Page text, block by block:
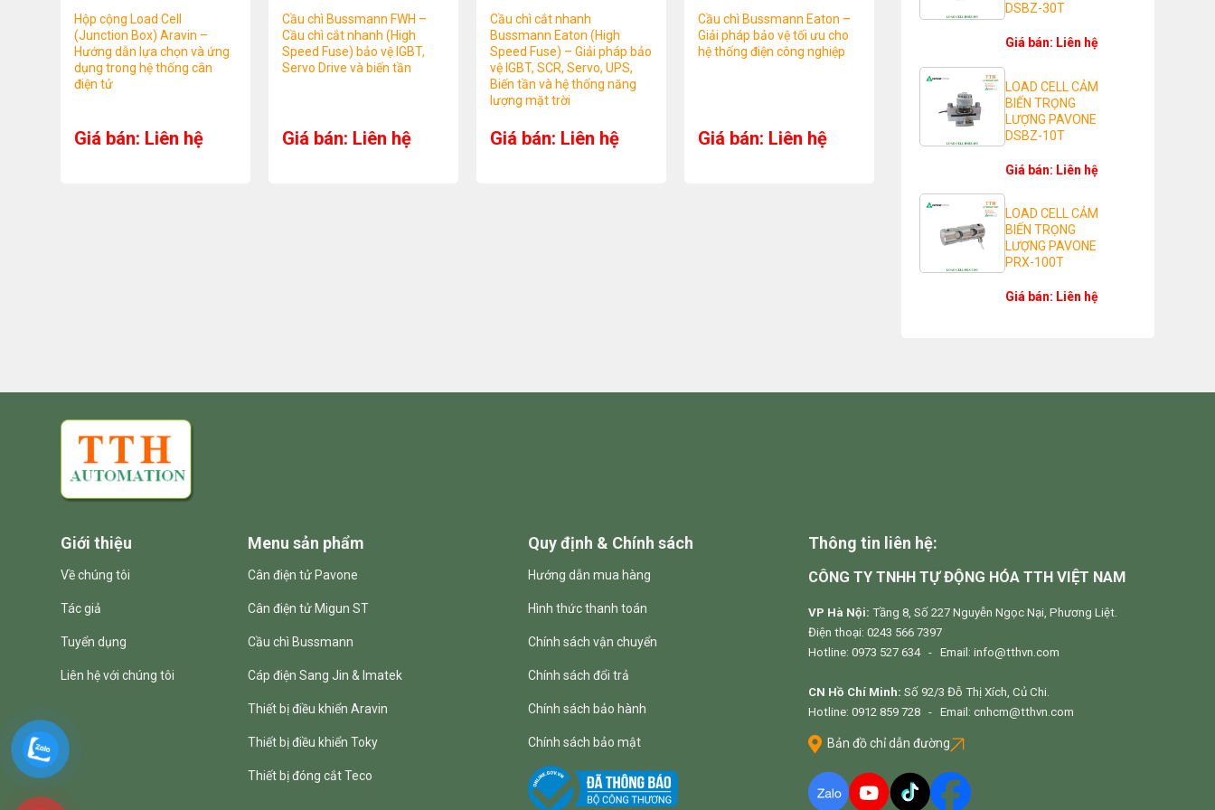
Hộp cộng Load Cell
(Junction Box) Aravin –
Hướng dẫn lựa chọn và ứng
dụng trong hệ thống cân
điện tử
Giá bán: Liên hệ
Cầu chì Bussmann FWH –
Cầu chì cắt nhanh (High
Speed Fuse) bảo vệ IGBT,
Servo Drive và biến tần
Giá bán: Liên hệ
Cầu chì cắt nhanh
Bussmann Eaton (High
Speed Fuse) – Giải pháp bảo
vệ IGBT, SCR, Servo, UPS,
Biến tần và hệ thống năng
lượng mặt trời
Giá bán: Liên hệ
Cầu chì Bussmann Eaton –
Giải pháp bảo vệ tối ưu cho
hệ thống điện công nghiệp
Giá bán: Liên hệ
DSBZ-30T
Giá bán: Liên hệ
LOAD CELL CẢM
BIẾN TRỌNG
LƯỢNG PAVONE
DSBZ-10T
Giá bán: Liên hệ
LOAD CELL CẢM
BIẾN TRỌNG
LƯỢNG PAVONE
PRX-100T
Giá bán: Liên hệ
Giới thiệu
Về chúng tôi
Tác giả
Tuyển dụng
Liên hệ với chúng tôi
Menu sản phẩm
Cân điện tử Pavone
Cân điện tử Migun ST
Cầu chì Bussmann
Cáp điện Sang Jin & Imatek
Thiết bị điều khiển Aravin
Thiết bị điều khiển Toky
Thiết bị đóng cắt Teco
Quy định & Chính sách
Hướng dẫn mua hàng
Hình thức thanh toán
Chính sách vận chuyển
Chính sách đổi trả
Chính sách bảo hành
Chính sách bảo mật
Thông tin liên hệ:
CÔNG TY TNHH TỰ ĐỘNG HÓA TTH VIỆT NAM
VP Hà Nội: Tầng 8, Số 227 Nguyễn Ngọc Nại, Phương Liệt.
Điện thoại: 0243 566 7397
Hotline: 0973 527 634 - Email: info@tthvn.com
CN Hồ Chí Minh: Số 92/3 Đỗ Thị Xích, Củ Chi.
Hotline: 0912 859 728 - Email: cnhcm@tthvn.com
Bản đồ chỉ dẫn đường